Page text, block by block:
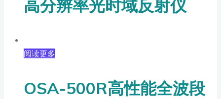
高分辨率光时域反射仪
阅读更多
OSA-500R高性能全波段